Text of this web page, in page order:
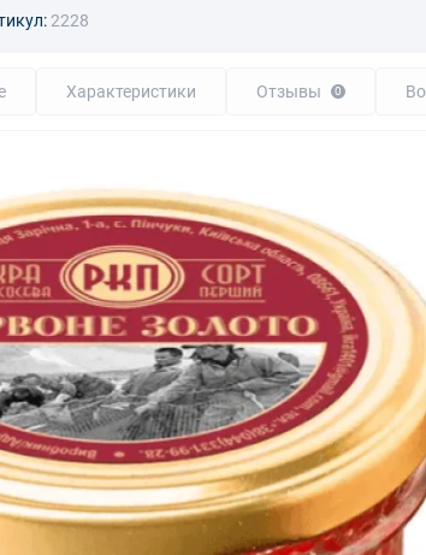
2228
Характеристики Отзывы 0